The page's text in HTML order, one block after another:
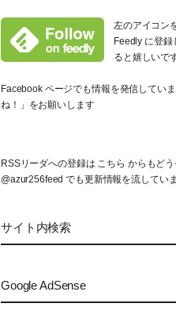
左のアイコン
Feedly に登録
ると嬉しいで
Facebook ページでも情報を発信してい
ね！」をお願いします
RSSリーダへの登録は こちら からもどう
@azur256feed でも更新情報を流していま
サイト内検索
Google AdSense